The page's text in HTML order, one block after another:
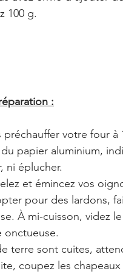
100 g.
:
votre four à
papier aluminium,
ni éplucher.
et émincez vos
pour des lardons,
À mi-cuisson, videz
onctueuse.
terre sont cuites,
coupez les